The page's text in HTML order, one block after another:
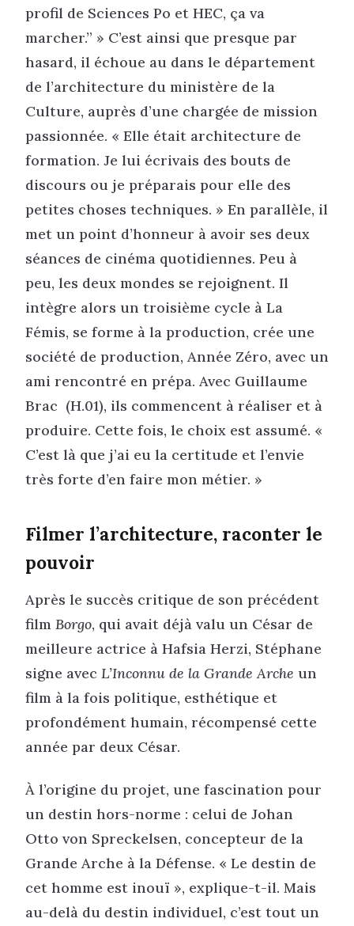
profil de Sciences Po et HEC, ça va
marcher.” » C’est ainsi que presque par
hasard, il échoue au dans le département
de l’architecture du ministère de la
Culture, auprès d’une chargée de mission
passionnée. « Elle était architecture de
formation. Je lui écrivais des bouts de
discours ou je préparais pour elle des
petites choses techniques. » En parallèle, il
met un point d’honneur à avoir ses deux
séances de cinéma quotidiennes. Peu à
peu, les deux mondes se rejoignent. Il
intègre alors un troisième cycle à La
Fémis, se forme à la production, crée une
société de production, Année Zéro, avec un
ami rencontré en prépa. Avec Guillaume
Brac (H.01), ils commencent à réaliser et à
produire. Cette fois, le choix est assumé. «
C’est là que j’ai eu la certitude et l’envie
très forte d’en faire mon métier. »
Filmer l’architecture, raconter le
pouvoir
Après le succès critique de son précédent
film Borgo, qui avait déjà valu un César de
meilleure actrice à Hafsia Herzi, Stéphane
signe avec L’Inconnu de la Grande Arche un
film à la fois politique, esthétique et
profondément humain, récompensé cette
année par deux César.
À l’origine du projet, une fascination pour
un destin hors-norme : celui de Johan
Otto von Spreckelsen, concepteur de la
Grande Arche à la Défense. « Le destin de
cet homme est inouï », explique-t-il. Mais
au-delà du destin individuel, c’est tout un